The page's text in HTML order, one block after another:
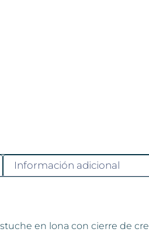
Información adicional
en lona con cierre de